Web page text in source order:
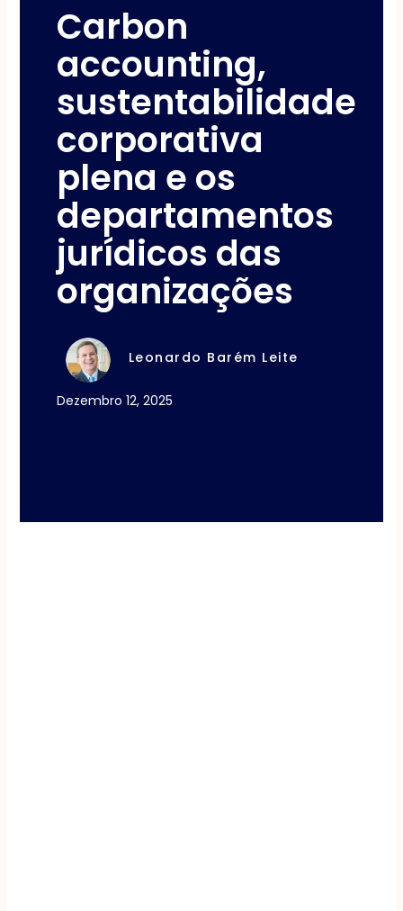
Carbon
accounting,
sustentabilidade
corporativa
plena e os
departamentos
jurídicos das
organizações
Leonardo Barém Leite
Dezembro 12, 2025